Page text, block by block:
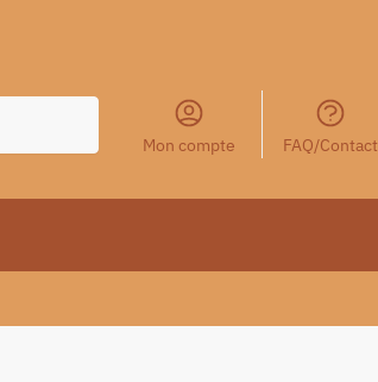
Mon compte FAQ/Contact